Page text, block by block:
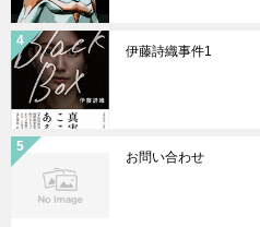
伊藤詩織事件1
お問い合わせ